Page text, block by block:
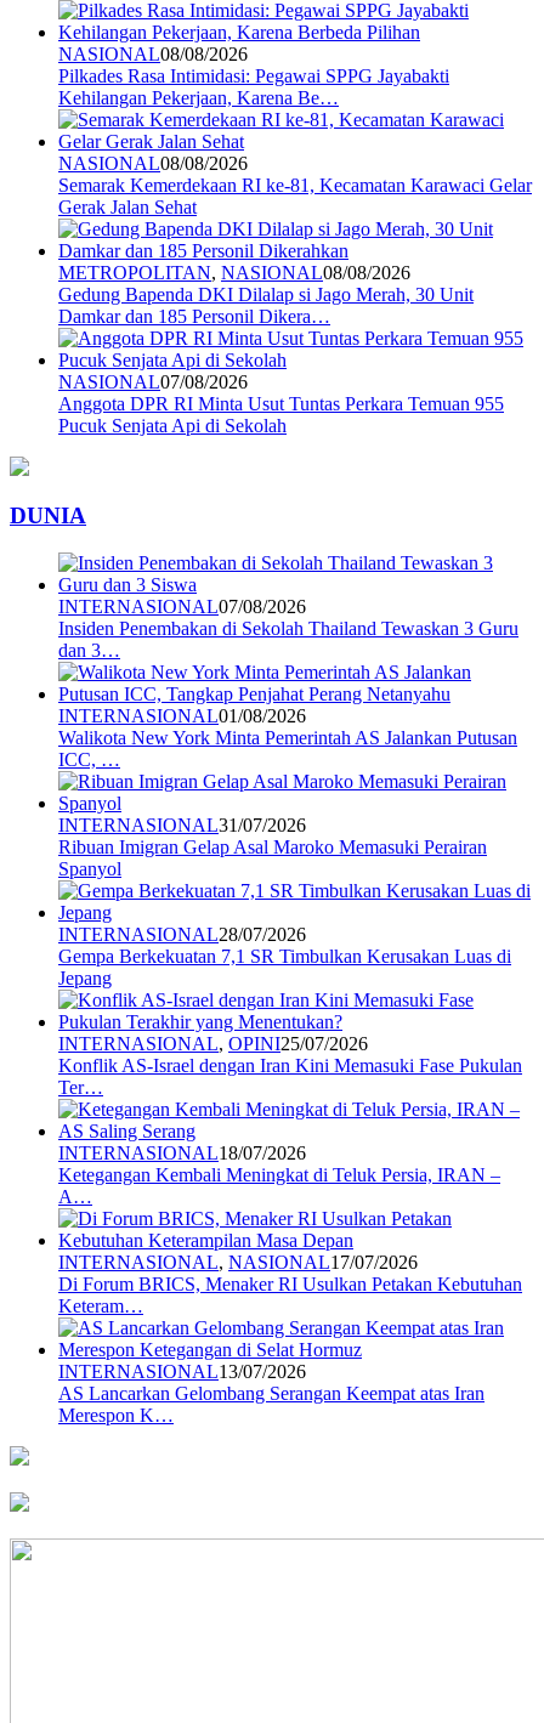
NASIONAL08/08/2026
Pilkades Rasa Intimidasi: Pegawai SPPG Jayabakti
Kehilangan Pekerjaan, Karena Be…
NASIONAL08/08/2026
Semarak Kemerdekaan RI ke-81, Kecamatan Karawaci Gelar
Gerak Jalan Sehat
METROPOLITAN, NASIONAL08/08/2026
Gedung Bapenda DKI Dilalap si Jago Merah, 30 Unit
Damkar dan 185 Personil Dikera…
NASIONAL07/08/2026
Anggota DPR RI Minta Usut Tuntas Perkara Temuan 955
Pucuk Senjata Api di Sekolah
DUNIA
INTERNASIONAL07/08/2026
Insiden Penembakan di Sekolah Thailand Tewaskan 3 Guru
dan 3…
INTERNASIONAL01/08/2026
Walikota New York Minta Pemerintah AS Jalankan Putusan
ICC, …
INTERNASIONAL31/07/2026
Ribuan Imigran Gelap Asal Maroko Memasuki Perairan
Spanyol
INTERNASIONAL28/07/2026
Gempa Berkekuatan 7,1 SR Timbulkan Kerusakan Luas di
Jepang
INTERNASIONAL, OPINI25/07/2026
Konflik AS-Israel dengan Iran Kini Memasuki Fase Pukulan
Ter…
INTERNASIONAL18/07/2026
Ketegangan Kembali Meningkat di Teluk Persia, IRAN –
A…
INTERNASIONAL, NASIONAL17/07/2026
Di Forum BRICS, Menaker RI Usulkan Petakan Kebutuhan
Keteram…
INTERNASIONAL13/07/2026
AS Lancarkan Gelombang Serangan Keempat atas Iran
Merespon K…